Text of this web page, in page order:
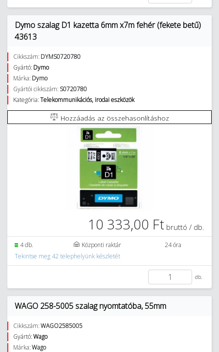
Dymo szalag D1 kazetta 6mm x7m fehér (fekete betű)
43613
Cikkszám: DYMS0720780
Gyártó: Dymo
Márka: Dymo
Gyártói cikkszám: S0720780
Kategória:Telekommunikációs, irodai eszközök
Hozzáadás az összehasonlításhoz
10 333,00 Ft bruttó / db.
4 db. Központi raktár
24 óra
Tekintse meg 42 telephelyünk készletét
db.
WAGO 258-5005 szalag nyomtatóba, 55mm
Cikkszám:WAGO2585005
Gyártó:Wago
Márka:Wago